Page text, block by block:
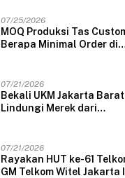
07/25/2026
MOQ Produksi Tas
Berapa Minimal Order di
07/21/2026
Bekali UKM Jakarta Barat
Lindungi Merek dari
07/21/2026
Rayakan HUT ke-61
GM Telkom Witel Jakarta